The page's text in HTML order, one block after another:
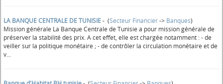
LA BANQUE CENTRALE DE TUNISIE- (Secteur Financier-> Banques)
Mission générale La Banque Centrale de Tunisie a pour mission générale de
préserver la stabilité des prix. A cet effet, elle est chargée notamment : - de
veiller sur la politique monétaire ; - de contrôler la circulation monétaire et de
v...